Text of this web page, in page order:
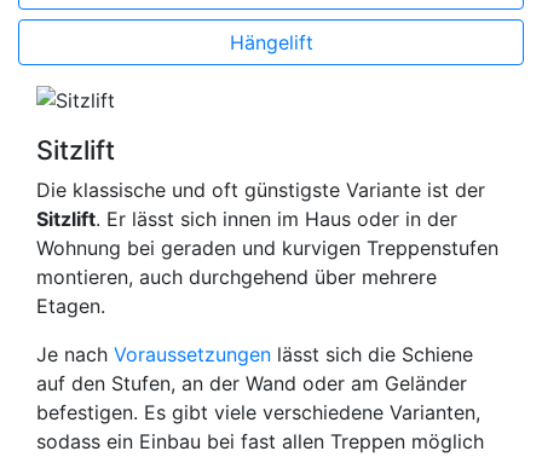
Hängelift
Sitzlift
Die klassische und oft günstigste Variante ist der
Sitzlift. Er lässt sich innen im Haus oder in der
Wohnung bei geraden und kurvigen Treppenstufen
montieren, auch durchgehend über mehrere
Etagen.
Je nach Voraussetzungen lässt sich die Schiene
auf den Stufen, an der Wand oder am Geländer
befestigen. Es gibt viele verschiedene Varianten,
sodass ein Einbau bei fast allen Treppen möglich